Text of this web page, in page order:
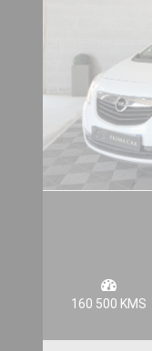
160 500 KMS